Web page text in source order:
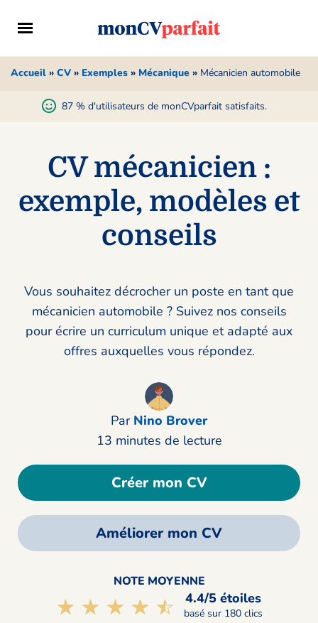
Accueil » CV » Exemples » Mécanique » Mécanicien automobile
87 % d'utilisateurs de monCVparfait satisfaits.
CV mécanicien :
exemple, modèles et
conseils
Vous souhaitez décrocher un poste en tant que
mécanicien automobile ? Suivez nos conseils
pour écrire un curriculum unique et adapté aux
offres auxquelles vous répondez.
Par Nino Brover
13 minutes de lecture
Créer mon CV
Améliorer mon CV
NOTE MOYENNE
☆☆☆☆☆
★★★★★ 4.4/5 étoiles
basé sur 180 clics